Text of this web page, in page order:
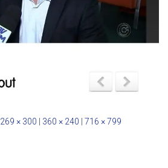
269 × 300 360 × 240 716 × 799